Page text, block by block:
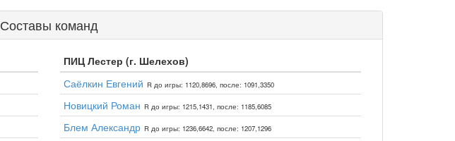
Составы команд
ПИЦ Лестер (г. Шелехов)
Саёлкин Евгений R до игры: 1120,8696, после: 1091,3350
Новицкий Роман R до игры: 1215,1431, после: 1185,6085
Блем Александр R до игры: 1236,6642, после: 1207,1296